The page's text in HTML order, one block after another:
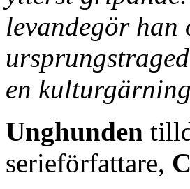
levandegör han
en
Unghunden
serieförfattare,